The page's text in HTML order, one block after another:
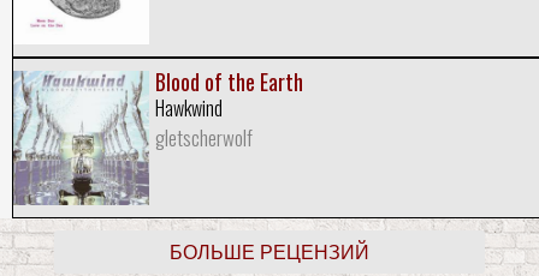
Blood of the Earth
Hawkwind
gletscherwolf
БОЛЬШЕ РЕЦЕНЗИЙ